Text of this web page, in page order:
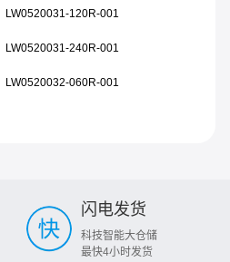
LW0520031-120R-001
LW0520031-240R-001
LW0520032-060R-001
闪电发货
科技智能大仓储
最快4小时发货